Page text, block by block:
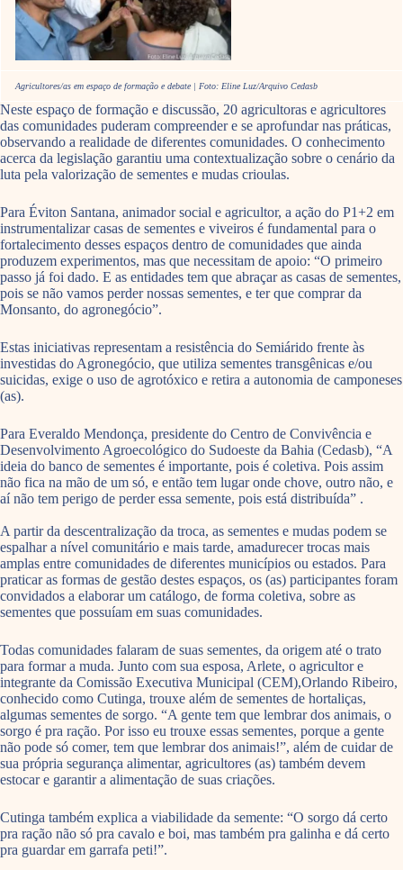
Agricultores/as em espaço de formação e debate | Foto: Eline Luz/Arquivo Cedasb
Neste espaço de formação e discussão, 20 agricultoras e agricultores
das comunidades puderam compreender e se aprofundar nas práticas,
observando a realidade de diferentes comunidades. O conhecimento
acerca da legislação garantiu uma contextualização sobre o cenário da
luta pela valorização de sementes e mudas crioulas.
Para Éviton Santana, animador social e agricultor, a ação do P1+2 em
instrumentalizar casas de sementes e viveiros é fundamental para o
fortalecimento desses espaços dentro de comunidades que ainda
produzem experimentos, mas que necessitam de apoio: “O primeiro
passo já foi dado. E as entidades tem que abraçar as casas de sementes,
pois se não vamos perder nossas sementes, e ter que comprar da
Monsanto, do agronegócio”.
Estas iniciativas representam a resistência do Semiárido frente às
investidas do Agronegócio, que utiliza sementes transgênicas e/ou
suicidas, exige o uso de agrotóxico e retira a autonomia de camponeses
(as).
Para Everaldo Mendonça, presidente do Centro de Convivência e
Desenvolvimento Agroecológico do Sudoeste da Bahia (Cedasb), “A
ideia do banco de sementes é importante, pois é coletiva. Pois assim
não fica na mão de um só, e então tem lugar onde chove, outro não, e
aí não tem perigo de perder essa semente, pois está distribuída” .
A partir da descentralização da troca, as sementes e mudas podem se
espalhar a nível comunitário e mais tarde, amadurecer trocas mais
amplas entre comunidades de diferentes municípios ou estados. Para
praticar as formas de gestão destes espaços, os (as) participantes foram
convidados a elaborar um catálogo, de forma coletiva, sobre as
sementes que possuíam em suas comunidades.
Todas comunidades falaram de suas sementes, da origem até o trato
para formar a muda. Junto com sua esposa, Arlete, o agricultor e
integrante da Comissão Executiva Municipal (CEM),Orlando Ribeiro,
conhecido como Cutinga, trouxe além de sementes de hortaliças,
algumas sementes de sorgo. “A gente tem que lembrar dos animais, o
sorgo é pra ração. Por isso eu trouxe essas sementes, porque a gente
não pode só comer, tem que lembrar dos animais!”, além de cuidar de
sua própria segurança alimentar, agricultores (as) também devem
estocar e garantir a alimentação de suas criações.
Cutinga também explica a viabilidade da semente: “O sorgo dá certo
pra ração não só pra cavalo e boi, mas também pra galinha e dá certo
pra guardar em garrafa peti!”.